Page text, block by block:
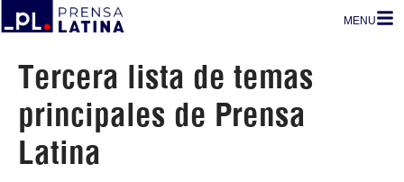
MENU
Tercera lista de temas
principales de Prensa
Latina